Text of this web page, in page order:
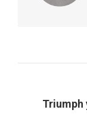
Triumph